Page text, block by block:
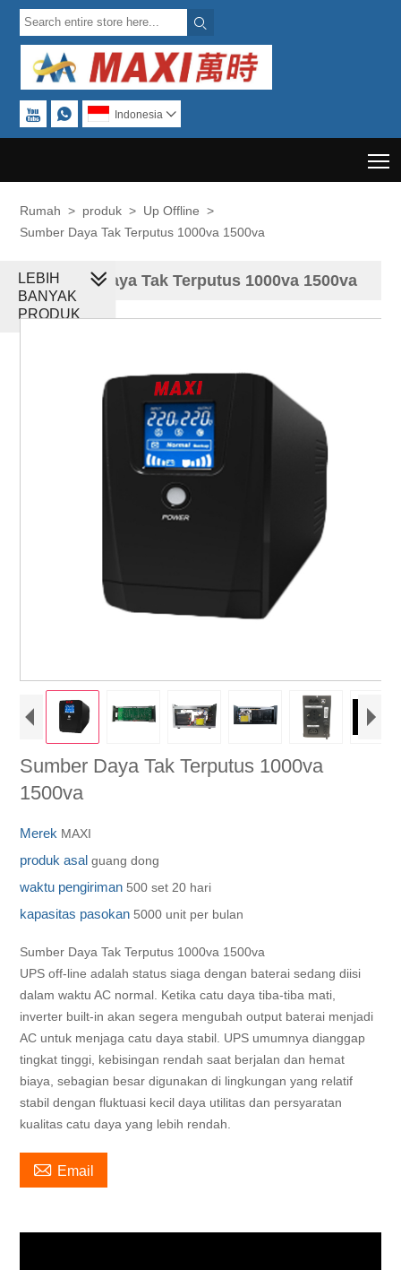

  Indonesia 
Rumah > produk > Up Offline >
Sumber Daya Tak Terputus 1000va 1500va
Sumber Daya Tak Terputus 1000va 1500va
Sumber Daya Tak Terputus 1000va
1500va
Merek MAXI
produk asalguang dong
waktu pengiriman 500 set 20 hari
kapasitas pasokan 5000 unit per bulan
Sumber Daya Tak Terputus 1000va 1500va
UPS off-line adalah status siaga dengan baterai sedang diisi
dalam waktu AC normal. Ketika catu daya tiba-tiba mati,
inverter built-in akan segera mengubah output baterai menjadi
AC untuk menjaga catu daya stabil. UPS umumnya dianggap
tingkat tinggi, kebisingan rendah saat berjalan dan hemat
biaya, sebagian besar digunakan di lingkungan yang relatif
stabil dengan fluktuasi kecil daya utilitas dan persyaratan
kualitas catu daya yang lebih rendah.
 Email
LEBIH
BANYAK
PRODUK